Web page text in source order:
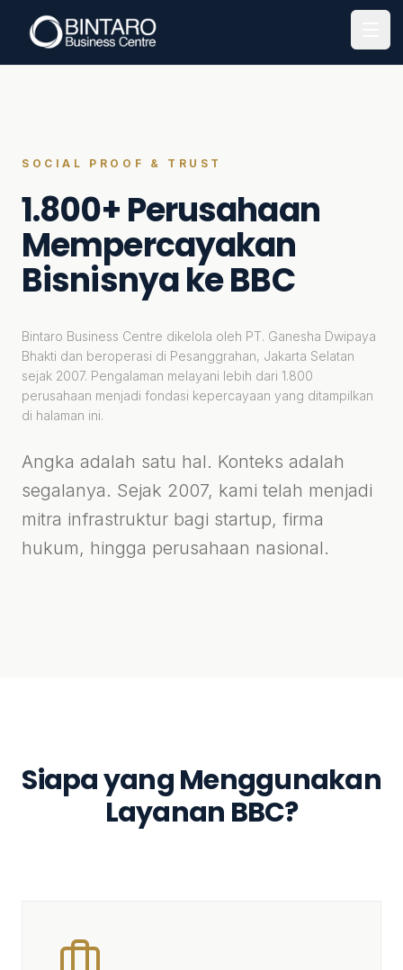
SOCIAL PROOF & TRUST
1.800+ Perusahaan
Mempercayakan
Bisnisnya ke BBC
Bintaro Business Centre dikelola oleh PT. Ganesha Dwipaya
Bhakti dan beroperasi di Pesanggrahan, Jakarta Selatan
sejak 2007. Pengalaman melayani lebih dari 1.800
perusahaan menjadi fondasi kepercayaan yang ditampilkan
di halaman ini.
Angka adalah satu hal. Konteks adalah
segalanya. Sejak 2007, kami telah menjadi
mitra infrastruktur bagi startup, firma
hukum, hingga perusahaan nasional.
Siapa yang Menggunakan
Layanan BBC?